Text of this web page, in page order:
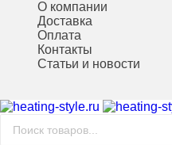
О компании
Доставка
Оплата
Контакты
Статьи и новости